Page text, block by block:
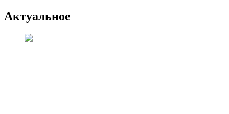
Актуальное